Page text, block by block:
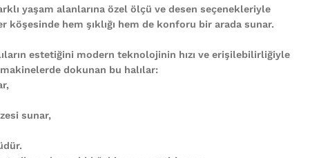
yaşam alanlarına özel ölçü ve desen seçenekleriyle
köşesinde hem şıklığı hem de konforu bir arada sunar.
estetiğini modern teknolojinin hızı ve erişilebilirliğiyle
dokunan bu halılar:
sunar,